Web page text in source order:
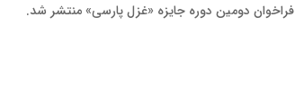
فراخوان دومین دوره جایزه‌ «غزل پارسی» منتشر شد.